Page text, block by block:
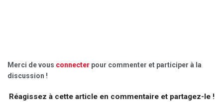
Merci de vous connecter pour commenter et participer à la
discussion !
Réagissez à cette article en commentaire et partagez-le !